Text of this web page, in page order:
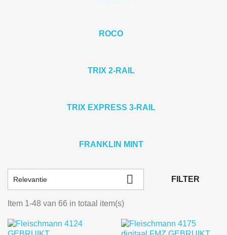
ROCO
TRIX 2-RAIL
TRIX EXPRESS 3-RAIL
FRANKLIN MINT
Relevantie  FILTER
Item 1-48 van 66 in totaal item(s)